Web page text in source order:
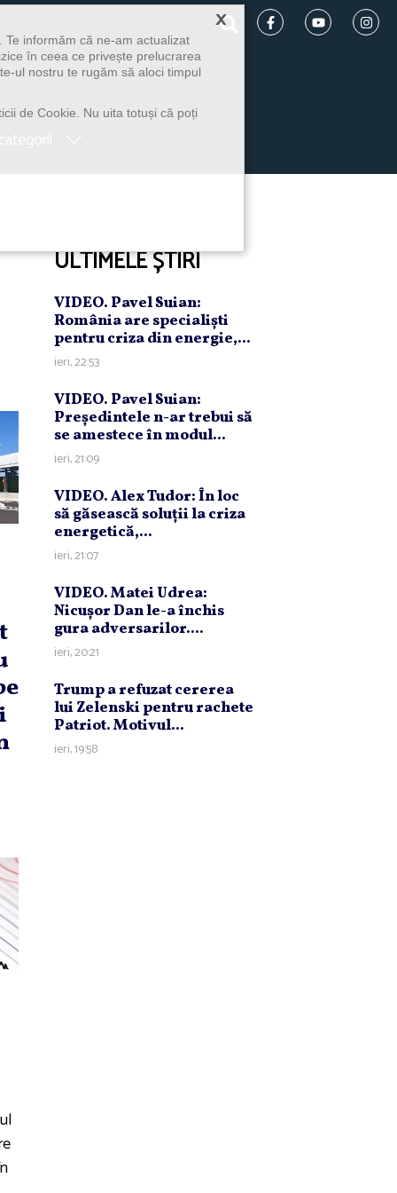
ULTIMELE ȘTIRI
VIDEO. Pavel Suian:
România are specialişti
pentru criza din energie,...
ieri, 22:53
VIDEO. Pavel Suian:
Preşedintele n-ar trebui să
se amestece în modul...
ieri, 21:09
VIDEO. Alex Tudor: În loc
să găsească soluţii la criza
energetică,...
ieri, 21:07
VIDEO. Matei Udrea:
Nicuşor Dan le-a închis
gura adversarilor....
ieri, 20:21
Trump a refuzat cererea
lui Zelenski pentru rachete
Patriot. Motivul...
ieri, 19:58
×
informăm că ne-am actualizat
în ceea ce privește prelucrarea
ul nostru te rugăm să aloci timpul
de Cookie. Nu uita totuși că poți